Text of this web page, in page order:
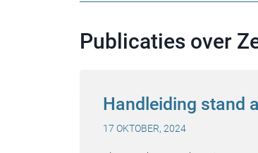
Publicaties over
Handleiding stand
17 OKTOBER, 2024